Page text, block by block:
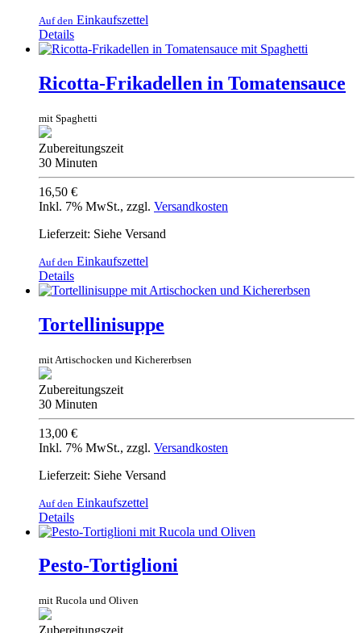
Auf den Einkaufszettel
Details
Ricotta-Frikadellen in Tomatensauce
mit Spaghetti
Zubereitungszeit
30 Minuten
16,50 €
Inkl. 7% MwSt., zzgl. Versandkosten
Lieferzeit: Siehe Versand
Auf den Einkaufszettel
Details
Tortellinisuppe
mit Artischocken und Kichererbsen
Zubereitungszeit
30 Minuten
13,00 €
Inkl. 7% MwSt., zzgl. Versandkosten
Lieferzeit: Siehe Versand
Auf den Einkaufszettel
Details
Pesto-Tortiglioni
mit Rucola und Oliven